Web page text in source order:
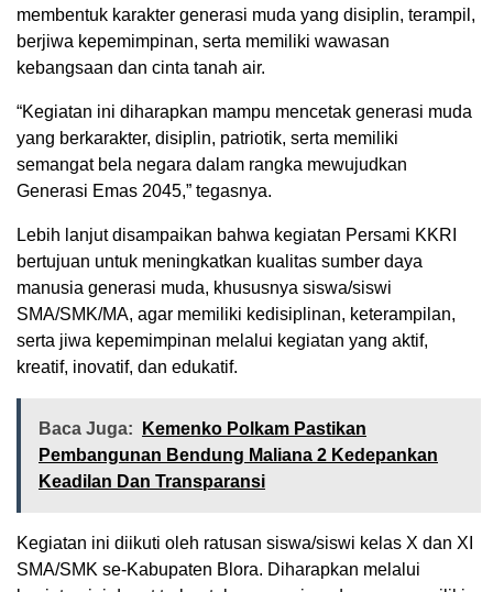
membentuk karakter generasi muda yang disiplin, terampil,
berjiwa kepemimpinan, serta memiliki wawasan
kebangsaan dan cinta tanah air.
“Kegiatan ini diharapkan mampu mencetak generasi muda
yang berkarakter, disiplin, patriotik, serta memiliki
semangat bela negara dalam rangka mewujudkan
Generasi Emas 2045,” tegasnya.
Lebih lanjut disampaikan bahwa kegiatan Persami KKRI
bertujuan untuk meningkatkan kualitas sumber daya
manusia generasi muda, khususnya siswa/siswi
SMA/SMK/MA, agar memiliki kedisiplinan, keterampilan,
serta jiwa kepemimpinan melalui kegiatan yang aktif,
kreatif, inovatif, dan edukatif.
Baca Juga:
Kemenko Polkam Pastikan
Pembangunan Bendung Maliana 2 Kedepankan
Keadilan Dan Transparansi
Kegiatan ini diikuti oleh ratusan siswa/siswi kelas X dan XI
SMA/SMK se-Kabupaten Blora. Diharapkan melalui